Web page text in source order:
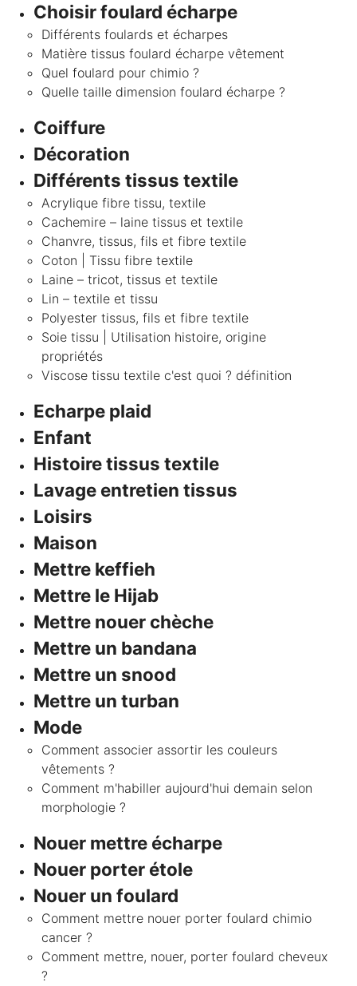
Choisir foulard écharpe
Différents foulards et écharpes
Matière tissus foulard écharpe vêtement
Quel foulard pour chimio ?
Quelle taille dimension foulard écharpe ?
Coiffure
Décoration
Différents tissus textile
Acrylique fibre tissu, textile
Cachemire – laine tissus et textile
Chanvre, tissus, fils et fibre textile
Coton | Tissu fibre textile
Laine – tricot, tissus et textile
Lin – textile et tissu
Polyester tissus, fils et fibre textile
Soie tissu | Utilisation histoire, origine
propriétés
Viscose tissu textile c'est quoi ? définition
Echarpe plaid
Enfant
Histoire tissus textile
Lavage entretien tissus
Loisirs
Maison
Mettre keffieh
Mettre le Hijab
Mettre nouer chèche
Mettre un bandana
Mettre un snood
Mettre un turban
Mode
Comment associer assortir les couleurs
vêtements ?
Comment m'habiller aujourd'hui demain selon
morphologie ?
Nouer mettre écharpe
Nouer porter étole
Nouer un foulard
Comment mettre nouer porter foulard chimio
cancer ?
Comment mettre, nouer, porter foulard cheveux
?